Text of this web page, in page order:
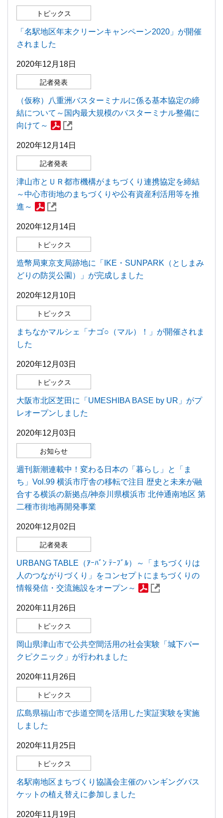
トピックス
「名駅地区年末クリーンキャンペーン2020」が開催
されました
2020年12月18日
記者発表
（仮称）八重洲バスターミナルに係る基本協定の締
結について～国内最大規模のバスターミナル整備に
向けて～
2020年12月14日
記者発表
津山市とＵＲ都市機構がまちづくり連携協定を締結
～中心市街地のまちづくりや公有資産利活用等を推
進～
2020年12月14日
トピックス
造幣局東京支局跡地に「IKE・SUNPARK（としまみ
どりの防災公園）」が完成しました
2020年12月10日
トピックス
まちなかマルシェ「ナゴ○（マル）！」が開催されま
した
2020年12月03日
トピックス
大阪市北区芝田に「UMESHIBA BASE by UR」がプ
レオープンしました
2020年12月03日
お知らせ
週刊新潮連載中！変わる日本の「暮らし」と「ま
ち」Vol.99 横浜市庁舎の移転で注目 歴史と未来が融
合する横浜の新拠点/神奈川県横浜市 北仲通南地区 第
二種市街地再開発事業
2020年12月02日
記者発表
URBANG TABLE（ｱｰﾊﾞﾝ ﾃｰﾌﾞﾙ）～「まちづくりは
人のつながりづくり」をコンセプトにまちづくりの
情報発信・交流施設をオープン～
2020年11月26日
トピックス
岡山県津山市で公共空間活用の社会実験「城下パー
クピクニック」が行われました
2020年11月26日
トピックス
広島県福山市で歩道空間を活用した実証実験を実施
しました
2020年11月25日
トピックス
名駅南地区まちづくり協議会主催のハンギングバス
ケットの植え替えに参加しました
2020年11月19日